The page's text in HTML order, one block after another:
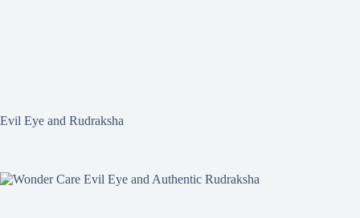
Evil Eye and Rudraksha